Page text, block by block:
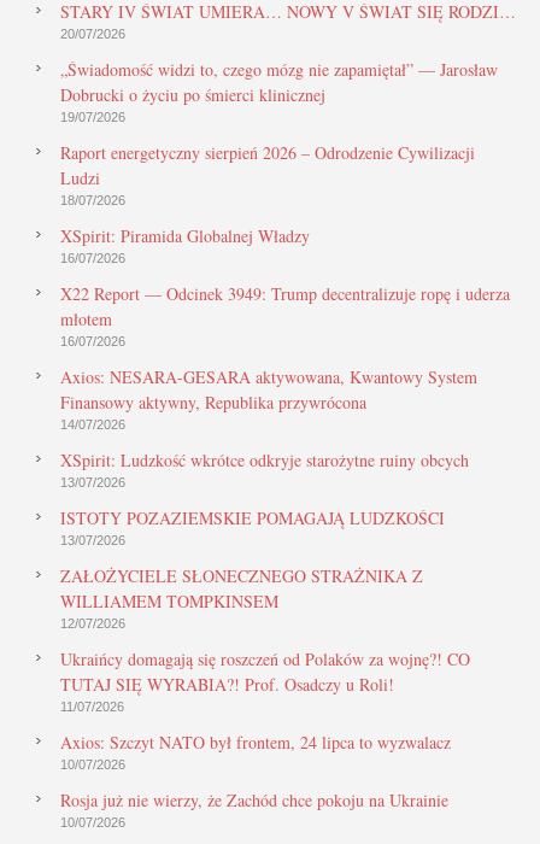
STARY IV ŚWIAT UMIERA… NOWY V ŚWIAT SIĘ RODZI…
20/07/2026
„Świadomość widzi to, czego mózg nie zapamiętał” — Jarosław
Dobrucki o życiu po śmierci klinicznej
19/07/2026
Raport energetyczny sierpień 2026 – Odrodzenie Cywilizacji
Ludzi
18/07/2026
XSpirit: Piramida Globalnej Władzy
16/07/2026
X22 Report — Odcinek 3949: Trump decentralizuje ropę i uderza
młotem
16/07/2026
Axios: NESARA-GESARA aktywowana, Kwantowy System
Finansowy aktywny, Republika przywrócona
14/07/2026
XSpirit: Ludzkość wkrótce odkryje starożytne ruiny obcych
13/07/2026
ISTOTY POZAZIEMSKIE POMAGAJĄ LUDZKOŚCI
13/07/2026
ZAŁOŻYCIELE SŁONECZNEGO STRAŻNIKA Z
WILLIAMEM TOMPKINSEM
12/07/2026
Ukraińcy domagają się roszczeń od Polaków za wojnę?! CO
TUTAJ SIĘ WYRABIA?! Prof. Osadczy u Roli!
11/07/2026
Axios: Szczyt NATO był frontem, 24 lipca to wyzwalacz
10/07/2026
Rosja już nie wierzy, że Zachód chce pokoju na Ukrainie
10/07/2026